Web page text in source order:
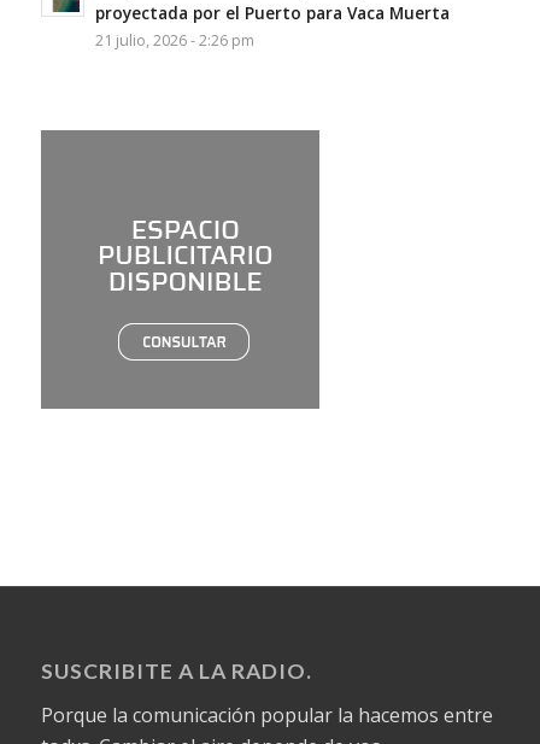
proyectada por el Puerto para Vaca Muerta
21 julio, 2026 - 2:26 pm
SUSCRIBITE A LA RADIO.
Porque la comunicación popular la hacemos entre